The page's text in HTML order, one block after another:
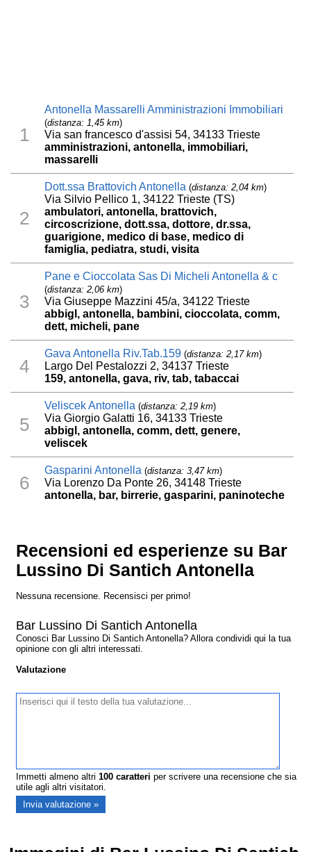
1
Antonella Massarelli Amministrazioni Immobiliari
(distanza: 1,45 km)
Via san francesco d'assisi 54, 34133 Trieste
amministrazioni, antonella, immobiliari,
massarelli
2
Dott.ssa Brattovich Antonella (distanza: 2,04 km)
Via Silvio Pellico 1, 34122 Trieste (TS)
ambulatori, antonella, brattovich,
circoscrizione, dott.ssa, dottore, dr.ssa,
guarigione, medico di base, medico di
famiglia, pediatra, studi, visita
3
Pane e Cioccolata Sas Di Micheli Antonella & c
(distanza: 2,06 km)
Via Giuseppe Mazzini 45/a, 34122 Trieste
abbigl, antonella, bambini, cioccolata, comm,
dett, micheli, pane
4
Gava Antonella Riv.Tab.159 (distanza: 2,17 km)
Largo Del Pestalozzi 2, 34137 Trieste
159, antonella, gava, riv, tab, tabaccai
5
Veliscek Antonella (distanza: 2,19 km)
Via Giorgio Galatti 16, 34133 Trieste
abbigl, antonella, comm, dett, genere,
veliscek
6
Gasparini Antonella (distanza: 3,47 km)
Via Lorenzo Da Ponte 26, 34148 Trieste
antonella, bar, birrerie, gasparini, paninoteche
Recensioni ed esperienze su Bar
Lussino Di Santich Antonella
Nessuna recensione. Recensisci per primo!
Bar Lussino Di Santich Antonella
Conosci Bar Lussino Di Santich Antonella? Allora condividi qui la tua
opinione con gli altri interessati.
Valutazione
Immetti almeno altri100 caratteri per scrivere una recensione che sia
utile agli altri visitatori.